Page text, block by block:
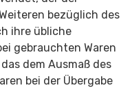
bezüglich des
ihre übliche
gebrauchten Waren
dem Ausmaß des
bei der Übergabe